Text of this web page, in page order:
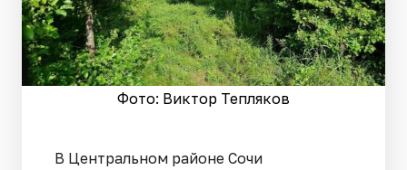
Фото: Виктор Тепляков
В Центральном районе Сочи